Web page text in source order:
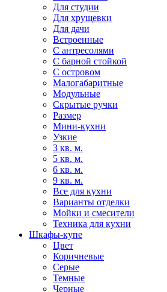
Для студии
Для хрущевки
Для дачи
Встроенные
С антресолями
С барной стойкой
С островом
Малогабаритные
Модульные
Скрытые ручки
Размер
Мини-кухни
Узкие
3 кв. м.
5 кв. м.
6 кв. м.
9 кв. м.
Все для кухни
Варианты отделки
Мойки и смесители
Техника для кухни
Шкафы-купе
Цвет
Коричневые
Серые
Темные
Черные